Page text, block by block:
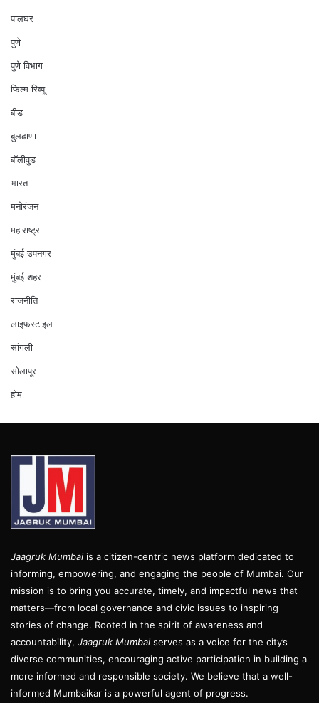
पालघर
पुणे
पुणे विभाग
फिल्म रिव्यू
बीड
बुलढाणा
बॉलीवुड
भारत
मनोरंजन
महाराष्ट्र
मुंबई उपनगर
मुंबई शहर
राजनीति
लाइफस्टाइल
सांगली
सोलापूर
होम
Jaagruk Mumbai is a citizen-centric news platform dedicated to
informing, empowering, and engaging the people of Mumbai. Our
mission is to bring you accurate, timely, and impactful news that
matters—from local governance and civic issues to inspiring
stories of change. Rooted in the spirit of awareness and
accountability, Jaagruk Mumbai serves as a voice for the city’s
diverse communities, encouraging active participation in building a
more informed and responsible society. We believe that a well-
informed Mumbaikar is a powerful agent of progress.